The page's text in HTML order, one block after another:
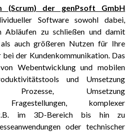
(Scrum) der genPsoft GmbH
Software sowohl dabei,
Abläufen zu schließen und damit
auch größeren Nutzen für Ihre
bei der Kundenkommunikation. Das
Webentwicklung und mobilen
und Umsetzung
Prozesse, Umsetzung
Fragestellungen, komplexer
z.B. im 3D-Bereich bis hin zu
oder technischer